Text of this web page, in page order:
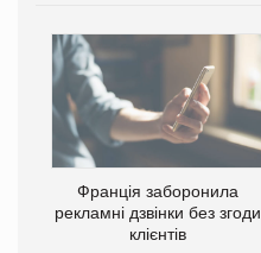
Франція заборонила
рекламні дзвінки без згоди
клієнтів